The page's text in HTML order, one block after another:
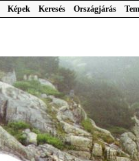
Képek Keresés Országjárás